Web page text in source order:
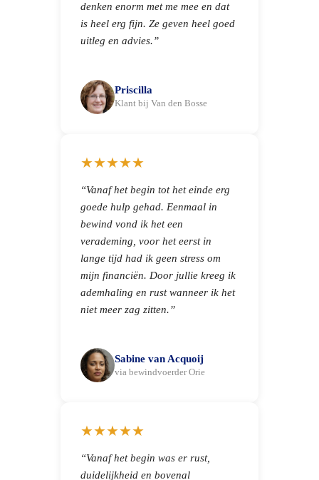
denken enorm met me mee en dat
is heel erg fijn. Ze geven heel goed
uitleg en advies.”
Priscilla
Klant bij Van den Bosse
★★★★★
“Vanaf het begin tot het einde erg
goede hulp gehad. Eenmaal in
bewind vond ik het een
verademing, voor het eerst in
lange tijd had ik geen stress om
mijn financiën. Door jullie kreeg ik
ademhaling en rust wanneer ik het
niet meer zag zitten.”
Sabine van Acquoij
via bewindvoerder Orie
★★★★★
“Vanaf het begin was er rust,
duidelijkheid en bovenal